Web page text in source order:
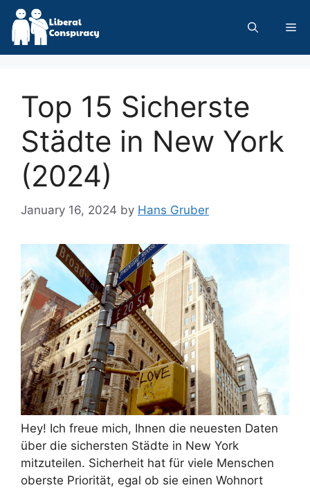
Skip
content
Top 15 Sicherste
Städte in New York
(2024)
January 16, 2024 by Hans Gruber
Hey! Ich freue mich, Ihnen die neuesten Daten
über die sichersten Städte in New York
mitzuteilen. Sicherheit hat für viele Menschen
oberste Priorität, egal ob sie einen Wohnort